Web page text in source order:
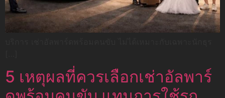
5 เหตุผลที่ควรเลือกเช่าอัลพาร์